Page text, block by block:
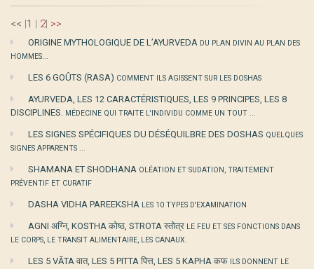
<< |1 | 2| >>
ORIGINE MYTHOLOGIQUE DE L’AYURVEDA DU PLAN DIVIN AU PLAN DES
HOMMES...
LES 6 GOÛTS (RASA) COMMENT ILS AGISSENT SUR LES DOSHAS
AYURVEDA, LES 12 CARACTÉRISTIQUES, LES 9 PRINCIPES, LES 8
DISCIPLINES.
MÉDECINE QUI TRAITE L'INDIVIDU COMME UN TOUT ...
LES SIGNES SPÉCIFIQUES DU DÉSÉQUILBRE DES DOSHAS QUELQUES
SIGNES APPARENTS ...
SHAMANA ET SHODHANA OLÉATION ET SUDATION, TRAITEMENT
PRÉVENTIF ET CURATIF
DASHA VIDHA PAREEKSHA LES 10 TYPES D'EXAMINATION
AGNI अग्नि, KOSTHA कोष्ठ, STROTA स्तोत्र LE FEU ET SES FONCTIONS DANS
LE CORPS, LE TRANSIT ALIMENTAIRE, LES CANAUX.
LES 5 VĀTA वात, LES 5 PITTA पित्त, LES 5 KAPHA कफ ILS DONNENT LE